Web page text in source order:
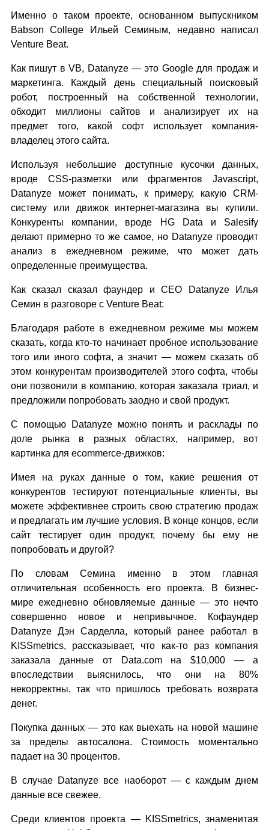
Именно о таком проекте, основанном выпускником
Babson College Ильей Семиным, недавно написал
Venture Beat.
Как пишут в VB, Datanyze — это Google для продаж и
маркетинга. Каждый день специальный поисковый
робот, построенный на собственной технологии,
обходит миллионы сайтов и анализирует их на
предмет того, какой софт использует компания-
владелец этого сайта.
Используя небольшие доступные кусочки данных,
вроде CSS-разметки или фрагментов Javascript,
Datanyze может понимать, к примеру, какую CRM-
систему или движок интернет-магазина вы купили.
Конкуренты компании, вроде HG Data и Salesify
делают примерно то же самое, но Datanyze проводит
анализ в ежедневном режиме, что может дать
определенные преимущества.
Как сказал сказал фаундер и CEO Datanyze Илья
Семин в разговоре с Venture Beat:
Благодаря работе в ежедневном режиме мы можем
сказать, когда кто-то начинает пробное использование
того или иного софта, а значит — можем сказать об
этом конкурентам производителей этого софта, чтобы
они позвонили в компанию, которая заказала триал, и
предложили попробовать заодно и свой продукт.
С помощью Datanyze можно понять и расклады по
доле рынка в разных областях, например, вот
картинка для ecommerce-движков:
Имея на руках данные о том, какие решения от
конкурентов тестируют потенциальные клиенты, вы
можете эффективнее строить свою стратегию продаж
и предлагать им лучшие условия. В конце концов, если
сайт тестирует один продукт, почему бы ему не
попробовать и другой?
По словам Семина именно в этом главная
отличительная особенность его проекта. В бизнес-
мире ежедневно обновляемые данные — это нечто
совершенно новое и непривычное. Кофаундер
Datanyze Дэн Сарделла, который ранее работал в
KISSmetrics, рассказывает, что как-то раз компания
заказала данные от Data.com на $10,000 — а
впоследствии выяснилось, что они на 80%
некорректны, так что пришлось требовать возврата
денег.
Покупка данных — это как выехать на новой машине
за пределы автосалона. Стоимость моментально
падает на 30 процентов.
В случае Datanyze все наоборот — с каждым днем
данные все свежее.
Среди клиентов проекта — KISSmetrics, знаменитая